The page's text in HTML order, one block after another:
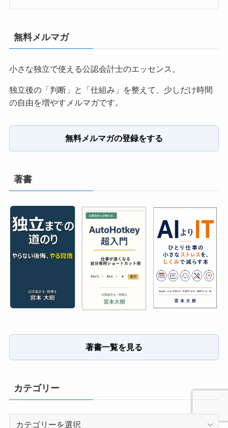
無料メルマガ
小さな独立で使える公認会計士のエッセンス。
独立後の「判断」と「仕組み」を整えて、少しだけ時間
の自由を増やすメルマガです。
無料メルマガの登録をする
著書
著書一覧を見る
カテゴリー